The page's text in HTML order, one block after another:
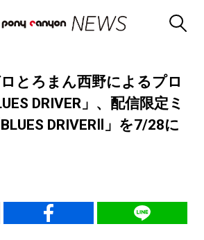
とろまん西野によるプロ
DRIVER」、配信限定ミ
DRIVERⅡ」を7/28に